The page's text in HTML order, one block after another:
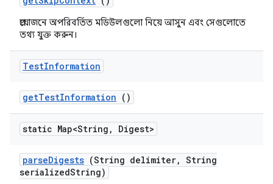
প্রয়োজনে অপরিবর্তিত মডিউলগুলো নিয়ে আসুন এবং সেগুলোতে
তথ্য যুক্ত করুন।
TestInformation
getTestInformation ()
static Map<String , Digest>
parseDigests (String delimiter, String
serializedString)